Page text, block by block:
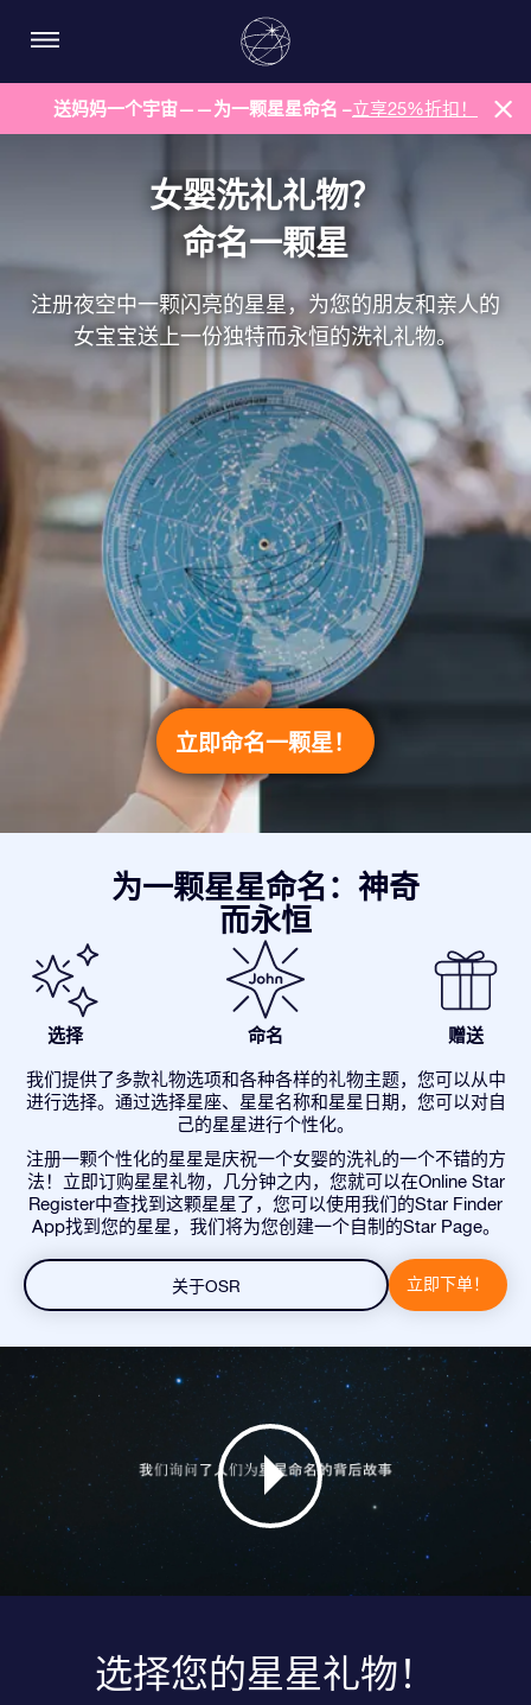
送妈妈一个宇宙——为一颗星星命名 –立享25%折扣！
女婴洗礼礼物？
命名一颗星
注册夜空中一颗闪亮的星星，为您的朋友和亲人的
女宝宝送上一份独特而永恒的洗礼礼物。
立即命名一颗星！
为一颗星星命名：神奇
而永恒
选择 命名 赠送
我们提供了多款礼物选项和各种各样的礼物主题，您可以从中
进行选择。通过选择星座、星星名称和星星日期，您可以对自
己的星星进行个性化。
注册一颗个性化的星星是庆祝一个女婴的洗礼的一个不错的方
法！立即订购星星礼物，几分钟之内，您就可以在Online Star
Register中查找到这颗星星了，您可以使用我们的Star Finder
App找到您的星星，我们将为您创建一个自制的Star Page。
关于OSR 立即下单！
选择您的星星礼物！